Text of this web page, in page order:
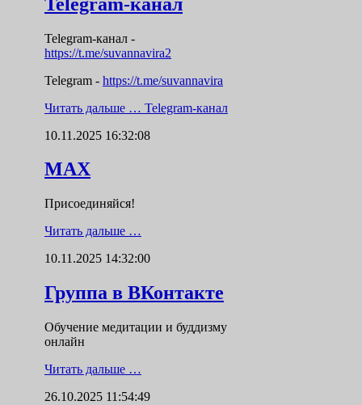
Telegram-канал -
https://t.me/suvannavira2
Telegram - https://t.me/suvannavira
Читать дальше … Telegram-канал
10.11.2025 16:32:08
MAX
Присоединяйся!
Читать дальше …
10.11.2025 14:32:00
Группа в ВКонтакте
Обучение медитации и буддизму
онлайн
Читать дальше …
26.10.2025 11:54:49